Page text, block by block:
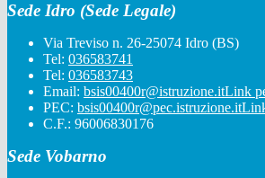
Sede Idro (Sede Legale)
Via Treviso n. 26-25074 Idro (BS)
Tel: 036583741
Tel: 036583743
Email: bsis00400r@istruzione.itLink
PEC: bsis00400r@pec.istruzione.it
C.F.: 96006830176
Sede Vobarno